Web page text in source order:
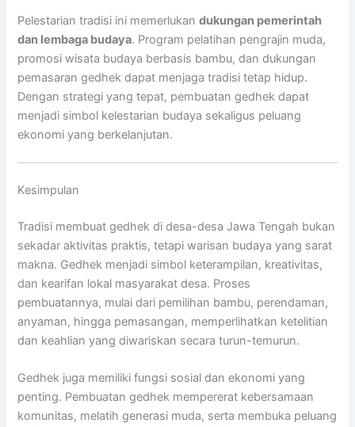
Pelestarian tradisi ini memerlukandukungan pemerintah
dan lembaga budaya. Program pelatihan pengrajin muda,
promosi wisata budaya berbasis bambu, dan dukungan
pemasaran gedhek dapat menjaga tradisi tetap hidup.
Dengan strategi yang tepat, pembuatan gedhek dapat
menjadi simbol kelestarian budaya sekaligus peluang
ekonomi yang berkelanjutan.
Kesimpulan
Tradisi membuat gedhek di desa-desa Jawa Tengah bukan
sekadar aktivitas praktis, tetapi warisan budaya yang sarat
makna. Gedhek menjadi simbol keterampilan, kreativitas,
dan kearifan lokal masyarakat desa. Proses
pembuatannya, mulai dari pemilihan bambu, perendaman,
anyaman, hingga pemasangan, memperlihatkan ketelitian
dan keahlian yang diwariskan secara turun-temurun.
Gedhek juga memiliki fungsi sosial dan ekonomi yang
penting. Pembuatan gedhek mempererat kebersamaan
komunitas, melatih generasi muda, serta membuka peluang